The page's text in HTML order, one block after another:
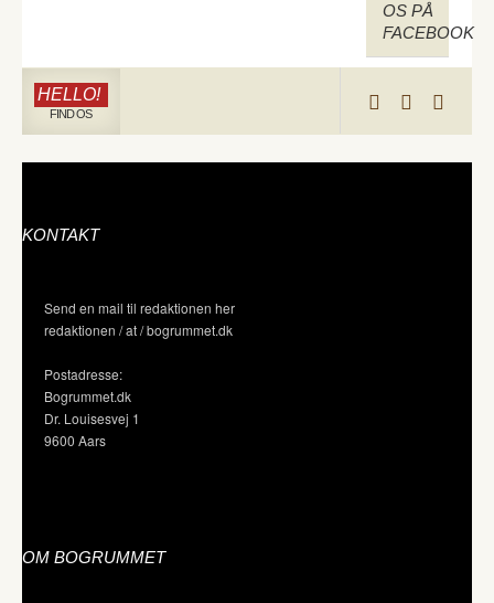
OS PÅ
FACEBOOK
HELLO!
FIND OS
KONTAKT
Send en mail til redaktionen her
redaktionen / at / bogrummet.dk
Postadresse:
Bogrummet.dk
Dr. Louisesvej 1
9600 Aars
OM BOGRUMMET